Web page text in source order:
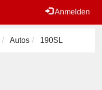
Anmelden
Autos 190SL